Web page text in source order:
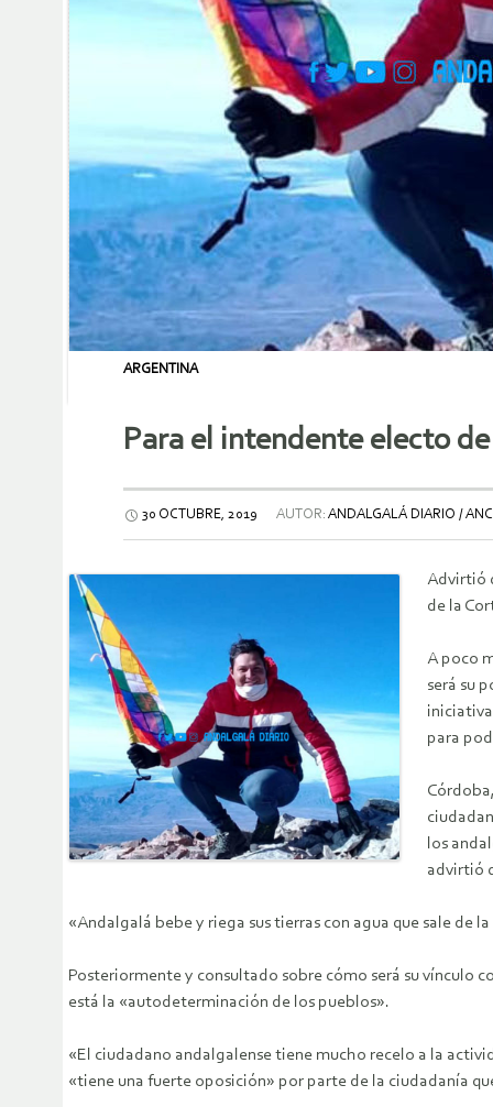
ARGENTINA
Para el intendente electo
30 OCTUBRE, 2019 AUTOR: ANDALGALÁ DIARIO /
Advirtió
de la
A poco
será su
para
los
advirtió
«Andalgalá bebe y riega sus tierras con agua que sale de
Posteriormente y consultado sobre cómo será su vínculo
está la «autodeterminación de los pueblos».
«El ciudadano andalgalense tiene mucho recelo a la
«tiene una fuerte oposición» por parte de la ciudadanía